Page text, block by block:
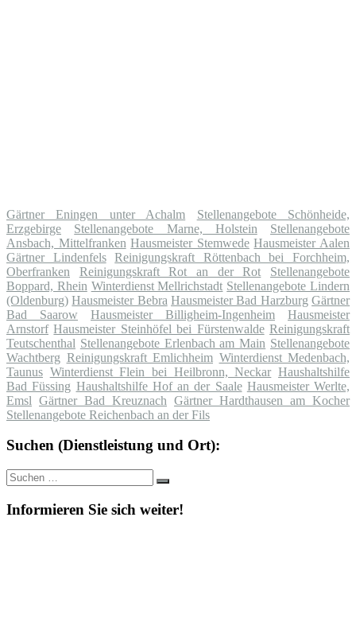
Gärtner Eningen unter Achalm
Stellenangebote Schönheide,
Erzgebirge
Stellenangebote Marne, Holstein
Stellenangebote
Ansbach, Mittelfranken Hausmeister Stemwede Hausmeister Aalen
Gärtner Lindenfels
Reinigungskraft Röttenbach bei Forchheim,
Oberfranken
Reinigungskraft Rot an der Rot
Stellenangebote
Boppard, Rhein Winterdienst Mellrichstadt Stellenangebote Lindern
(Oldenburg) Hausmeister Bebra Hausmeister Bad Harzburg Gärtner
Bad Saarow
Hausmeister Billigheim-Ingenheim
Hausmeister
Arnstorf Hausmeister Steinhöfel bei Fürstenwalde Reinigungskraft
Teutschenthal Stellenangebote Erlenbach am Main Stellenangebote
Wachtberg Reinigungskraft Emlichheim Winterdienst Medenbach,
Taunus Winterdienst Flein bei Heilbronn, Neckar Haushaltshilfe
Bad Füssing Haushaltshilfe Hof an der Saale Hausmeister Werlte,
Emsl Gärtner Bad Kreuznach Gärtner Hardthausen am Kocher
Stellenangebote Reichenbach an der Fils
Suchen (Dienstleistung und Ort):
Suche
nach:
Suchen
Informieren Sie sich weiter!